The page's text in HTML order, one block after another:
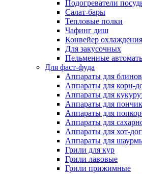
Подогреватели
Салат-бары
Тепловые полки
Чафинг диш
Конвейер охлаждения
Для закусочных
Пельменные
Для фаст-фуда
Аппараты для блинов
Аппараты для корн-
Аппараты для
Аппараты для
Аппараты для
Аппараты для
Аппараты для хот-
Аппараты для
Грили для кур
Грили лавовые
Грили прижимные